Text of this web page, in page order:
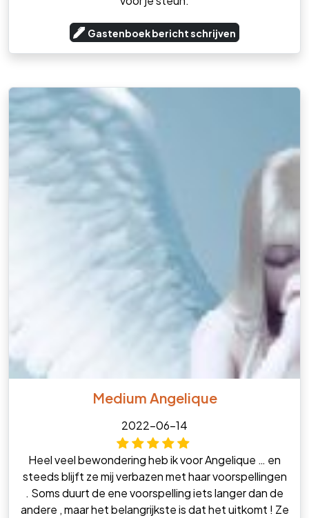
Gastenboek bericht schrijven
Medium Angelique
2022-06-14
Heel veel bewondering heb ik voor Angelique … en
steeds blijft ze mij verbazen met haar voorspellingen
. Soms duurt de ene voorspelling iets langer dan de
andere , maar het belangrijkste is dat het uitkomt ! Ze